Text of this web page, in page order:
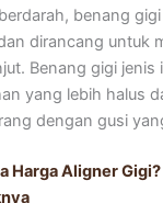
benang
dirancang untuk
Benang gigi
yang lebih halus
dengan gusi
Harga Aligner